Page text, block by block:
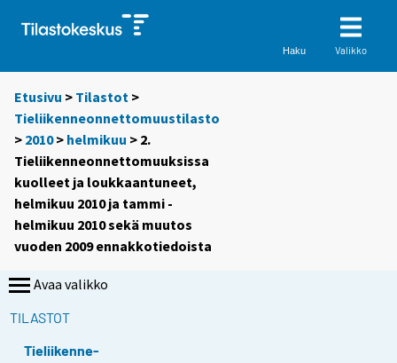
Haku Valikko
Etusivu > Tilastot >
Tieliikenneonnettomuustilasto
> 2010> helmikuu > 2.
Tieliikenneonnettomuuksissa
kuolleet ja loukkaantuneet,
helmikuu 2010 ja tammi -
helmikuu 2010 sekä muutos
vuoden 2009 ennakkotiedoista
Avaa valikko
TILASTOT
Tieliikenne-